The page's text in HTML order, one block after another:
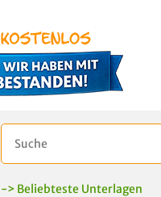
-> Beliebteste Unterlagen